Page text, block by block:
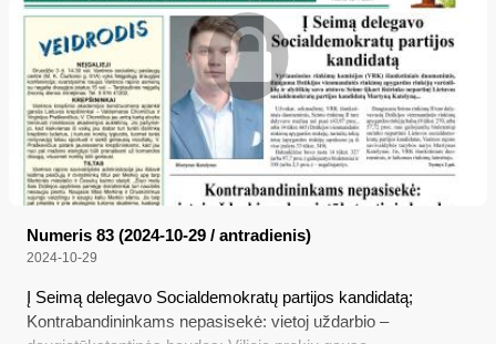
Numeris 83 (2024-10-29 / antradienis)
2024-10-29
Į Seimą delegavo Socialdemokratų partijos kandidatą;
Kontrabandininkams nepasisekė: vietoj uždarbio –